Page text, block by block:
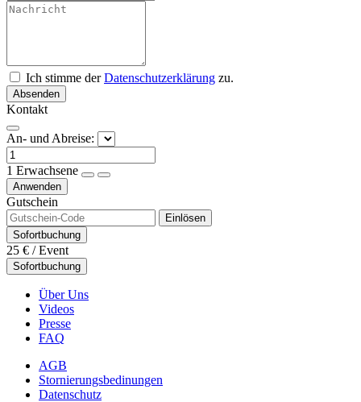
Ich stimme derDatenschutzerklärung zu.
Absenden
Kontakt
An- und Abreise:
1 Erwachsene
Anwenden
Gutschein
Einlösen
Sofortbuchung
25 € / Event
Sofortbuchung
Über Uns
Videos
Presse
FAQ
AGB
Stornierungsbedinungen
Datenschutz